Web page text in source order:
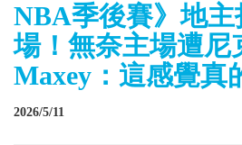
NBA季後賽》地主
場！無奈主場遭尼
Maxey：這感覺真
2026/5/11